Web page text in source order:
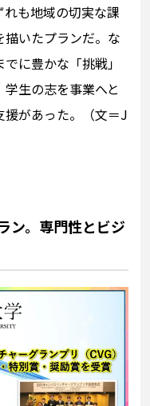
も地域の切実な課
いたプランだ。な
に豊かな「挑戦」
生の志を事業へと
があった。（文＝J
ン。専門性とビジ